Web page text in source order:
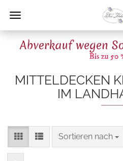
MITTELDECKEN
IM
Sortieren nach
Sortieren nach